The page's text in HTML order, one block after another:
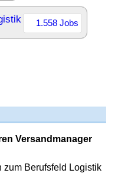
1.558 Jobs
Versandmanager
zum Berufsfeld Logistik